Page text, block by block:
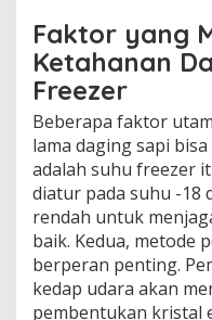
Faktor yang
Ketahanan
Freezer
Beberapa faktor
lama daging sapi
adalah suhu freezer
diatur pada suhu -18
rendah untuk
baik. Kedua, metode
berperan penting.
kedap udara akan
pembentukan kristal